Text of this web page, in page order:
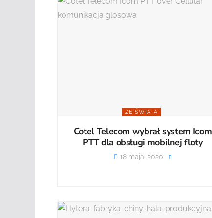
ZE ŚWIATA
Cotel Telecom wybrał system Icom
PTT dla obsługi mobilnej floty
18 maja, 2020